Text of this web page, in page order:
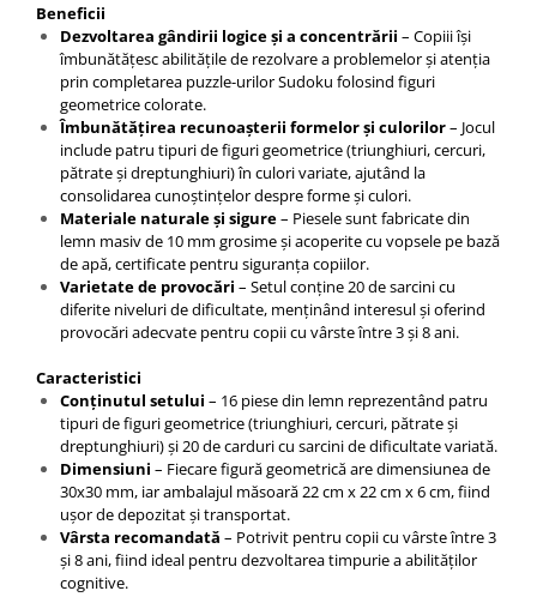
Beneficii
Dezvoltarea gândirii logice și a concentrării – Copiii își
îmbunătățesc abilitățile de rezolvare a problemelor și atenția
prin completarea puzzle-urilor Sudoku folosind figuri
geometrice colorate.
Îmbunătățirea recunoașterii formelor și culorilor– Jocul
include patru tipuri de figuri geometrice (triunghiuri, cercuri,
pătrate și dreptunghiuri) în culori variate, ajutând la
consolidarea cunoștințelor despre forme și culori.
Materiale naturale și sigure– Piesele sunt fabricate din
lemn masiv de 10 mm grosime și acoperite cu vopsele pe bază
de apă, certificate pentru siguranța copiilor.
Varietate de provocări – Setul conține 20 de sarcini cu
diferite niveluri de dificultate, menținând interesul și oferind
provocări adecvate pentru copii cu vârste între 3 și 8 ani.
Caracteristici
Conținutul setului – 16 piese din lemn reprezentând patru
tipuri de figuri geometrice (triunghiuri, cercuri, pătrate și
dreptunghiuri) și 20 de carduri cu sarcini de dificultate variată.
Dimensiuni – Fiecare figură geometrică are dimensiunea de
30x30 mm, iar ambalajul măsoară 22 cm x 22 cm x 6 cm, fiind
ușor de depozitat și transportat.
Vârsta recomandată – Potrivit pentru copii cu vârste între 3
și 8 ani, fiind ideal pentru dezvoltarea timpurie a abilităților
cognitive.